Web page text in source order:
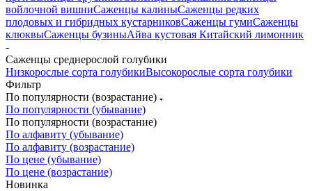
войлочной вишниСаженцы калиныСаженцы редких
плодовых и гибридных кустарниковСаженцы гумиСаженцы
клюквыСаженцы бузиныАйва кустовая Китайский лимонник
-
Саженцы среднерослой голубики
Низкорослые сорта голубикиВысокорослые сорта голубики
Фильтр
По популярности (возрастание)
По популярности (убывание)
По популярности (возрастание)
По алфавиту (убывание)
По алфавиту (возрастание)
По цене (убывание)
По цене (возрастание)
Новинка